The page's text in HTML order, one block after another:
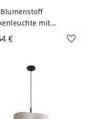
mit
Metallrand -
120V 40,64 cm Rund
€